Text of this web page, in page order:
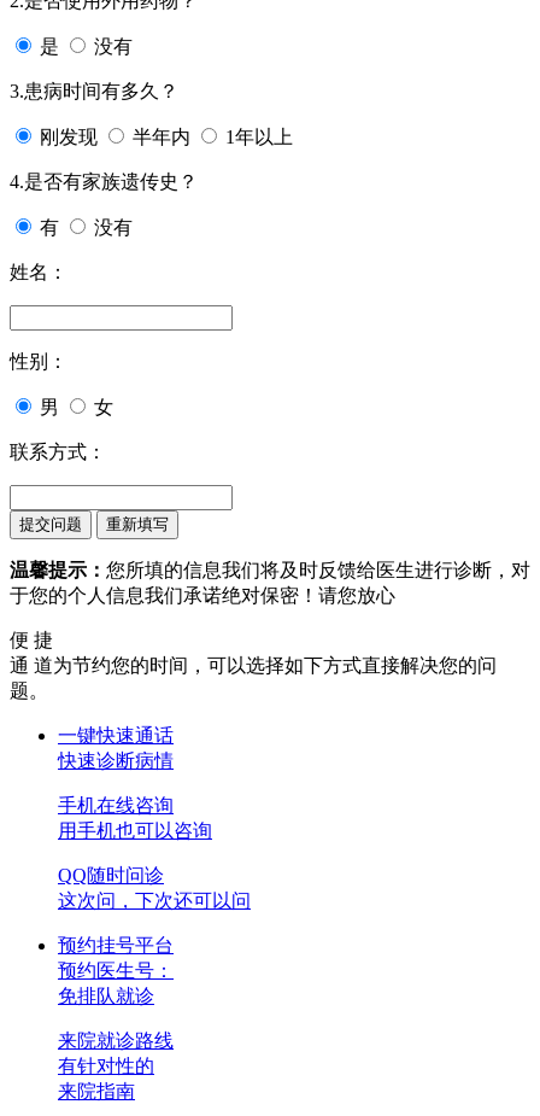
是 没有
3.患病时间有多久？
刚发现 半年内 1年以上
4.是否有家族遗传史？
有 没有
姓名：
性别：
男 女
联系方式：
温馨提示： 您所填的信息我们将及时反馈给医生进行诊断，对
于您的个人信息我们承诺绝对保密！请您放心
便 捷
通 道为节约您的时间，可以选择如下方式直接解决您的问
题。
一键快速通话
快速诊断病情
手机在线咨询
用手机也可以咨询
QQ随时问诊
这次问，下次还可以问
预约挂号平台
预约医生号：
免排队就诊
来院就诊路线
有针对性的
来院指南